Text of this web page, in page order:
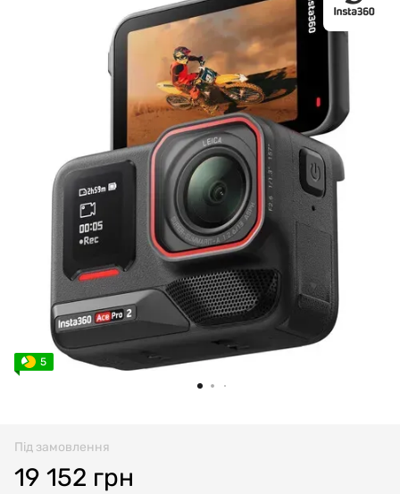
5
Під замовлення
19 152 грн